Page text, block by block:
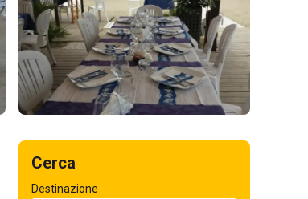
Cerca
Destinazione